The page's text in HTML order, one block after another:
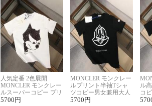
人気定番 2色展開
MONCLER モンクレー
ルスーパーコピー プリ
ント半袖Tシャツ
5700 円
MONCLER モンクレー
ルプリント半袖Tシャ
ツコピー男女兼用大人
可愛い春夏コーデ
5700 円
ル
コ
ィ